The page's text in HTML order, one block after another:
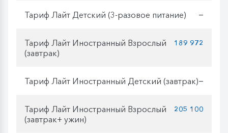
Тариф Лайт Детский (3-разовое питание) —
Тариф Лайт Иностранный Взрослый
(завтрак)
189 972
Тариф Лайт Иностранный Детский (завтрак)—
Тариф Лайт Иностранный Взрослый
(завтрак+ ужин)
205 100